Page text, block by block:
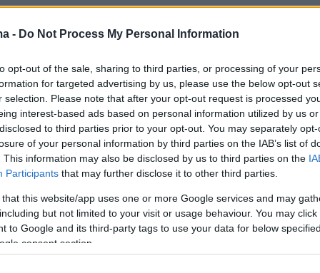
- Do Not Process My Personal Information
opt-out of the sale, sharing to third parties, or processing of your
for targeted advertising by us, please use the below opt-out
selection. Please note that after your opt-out request is processed
interest-based ads based on personal information utilized by us
to third parties prior to your opt-out. You may separately
of your personal information by third parties on the IAB’s list of
This information may also be disclosed by us to third parties on the
Participants that may further disclose it to other third parties.
that this website/app uses one or more Google services and may
but not limited to your visit or usage behaviour. You may
to Google and its third-party tags to use your data for below
consent section.
να δουν το τελικό αποτέλεσμα, δηλαδή σε
τους», αναφέρουν στελέχη της Επιτροπής.
ότι πέρσι, η πρώτη ειδοποίηση ήρθε με
στο κινητό τους τηλέφωνο (sms), πράγμα
θα ισχύσει καθώς η ενημέρωση θα γίνει
πλατφόρμα.
τα αποτελέσματα
ότι η δημόσια κλήρωση για την εισαγωγή
σχολεία πραγματοποιήθηκε την